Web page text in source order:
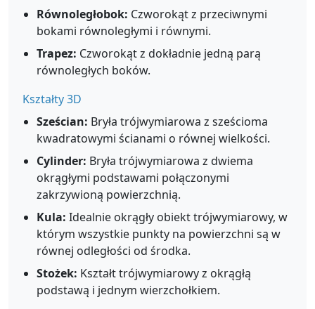
Równoległobok: Czworokąt z przeciwnymi
bokami równoległymi i równymi.
Trapez: Czworokąt z dokładnie jedną parą
równoległych boków.
Kształty 3D
Sześcian: Bryła trójwymiarowa z sześcioma
kwadratowymi ścianami o równej wielkości.
Cylinder: Bryła trójwymiarowa z dwiema
okrągłymi podstawami połączonymi
zakrzywioną powierzchnią.
Kula: Idealnie okrągły obiekt trójwymiarowy, w
którym wszystkie punkty na powierzchni są w
równej odległości od środka.
Stożek: Kształt trójwymiarowy z okrągłą
podstawą i jednym wierzchołkiem.